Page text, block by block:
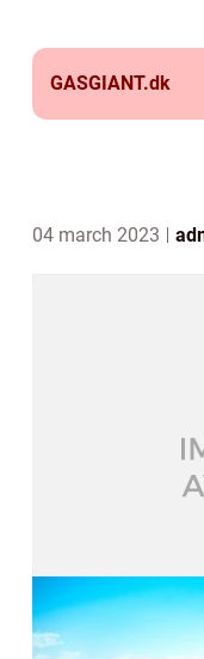
GASGIANT.dk
04 march 2023